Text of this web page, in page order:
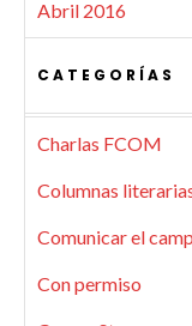
Abril 2016
CATEGORÍAS
Charlas FCOM
Columnas
Comunicar el
Con permiso